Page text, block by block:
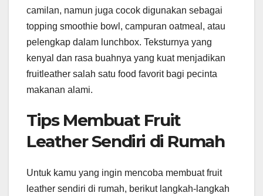
camilan, namun juga cocok digunakan sebagai
topping smoothie bowl, campuran oatmeal, atau
pelengkap dalam lunchbox. Teksturnya yang
kenyal dan rasa buahnya yang kuat menjadikan
fruitleather salah satu food favorit bagi pecinta
makanan alami.
Tips Membuat Fruit
Leather Sendiri di Rumah
Untuk kamu yang ingin mencoba membuat fruit
leather sendiri di rumah, berikut langkah-langkah